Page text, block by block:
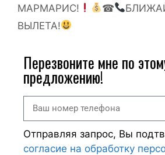
МАРМАРИС!
☎
ВЫЛЕТА!
Перезвоните мне по
предложению!
Отправляя запрос, Вы
согласие на обработку